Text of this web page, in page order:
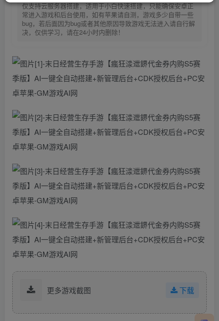
仅支持云服务器搭建，适用于小白快速搭建，只能确保安卓正
常进入游戏和后台使用，如有苹果请自测，游戏多少自带一些
bug，若后面因为bug或者其他原因导致游戏无法进入请自行解
决，仅供学习，请在24小时内删除！
更多游戏截图 下载